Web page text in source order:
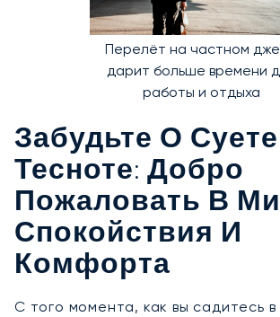
Перелёт на частном
дарит больше времени
работы и отдыха
Забудьте О
Тесноте: Добро
Пожаловать В
Спокойствия И
Комфорта
С того момента, как вы садитесь